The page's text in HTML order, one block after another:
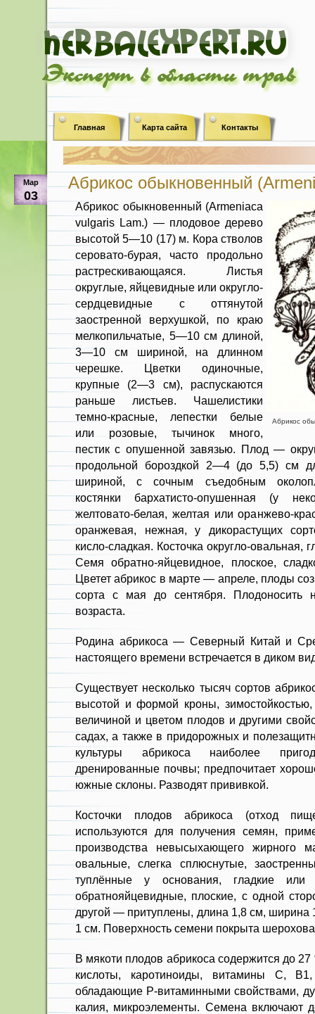
Эксперт в области трав
Главная Карта сайта Контакты
Мар
03
Абрикос обыкновенный
Абрикос
Абрикос обыкновенный (Armeniaca
vulgaris Lam.) — плодовое дерево
высотой 5—10 (17) м. Кора стволов
серовато-бурая, часто продольно
растрескивающаяся. Листья
округлые, яйцевидные или округло-
сердцевидные с оттянутой
заостренной верхушкой, по краю
мелкопильчатые, 5—10 см длиной,
3—10 см шириной, на длинном
черешке. Цветки одиноч­ные,
крупные (2—3 см), распускаются
раньше листьев. Чашелистики
темно-красные, лепестки белые
или розовые, тычинок много,
пестик с опушенной за­вязью. Плод —
продольной бороздкой 2—4 (до 5,5) см
шириной, с сочным съедобным
костянки бар­хатисто-опушенная (у
желтовато-белая, желтая или оранжево-
оранжевая, нежная, у дикорасту­щих
кисло-сладкая. Косточка округло-овальная,
Семя обратно-яйцевидное, плоское,
Цветет абрикос в мар­те — апреле, плоды
сорта с мая до сентяб­ря. Плодоносить
возраста.
Родина абрикоса — Северный Китай и
настоящего времени встречается в диком
Существует несколько тысяч сор­тов
вы­сотой и формой кроны,
вели­чиной и цветом плодов и другими
садах, а также в придорожных и
культуры абрикоса наиболее
дренированные почвы; предпо­читает
южные склоны. Разводят прививкой.
Косточки плодов абрикоса (отход
использу­ются для получения семян,
производства невысыхающего жирного
овальные, слегка сплюс­нутые,
туплённые у основания, гладкие или
обратнояйцевидные, плоские, с одной
другой — притуп­лены, длина 1,8 см,
1 см. Поверхность се­мени покрыта
В мякоти плодов абрикоса со­держится до 27
кислоты, каротиноиды, витамины С,
обладаю­щие Р-витаминными свойствами,
калия, микро­элементы. Семена включают